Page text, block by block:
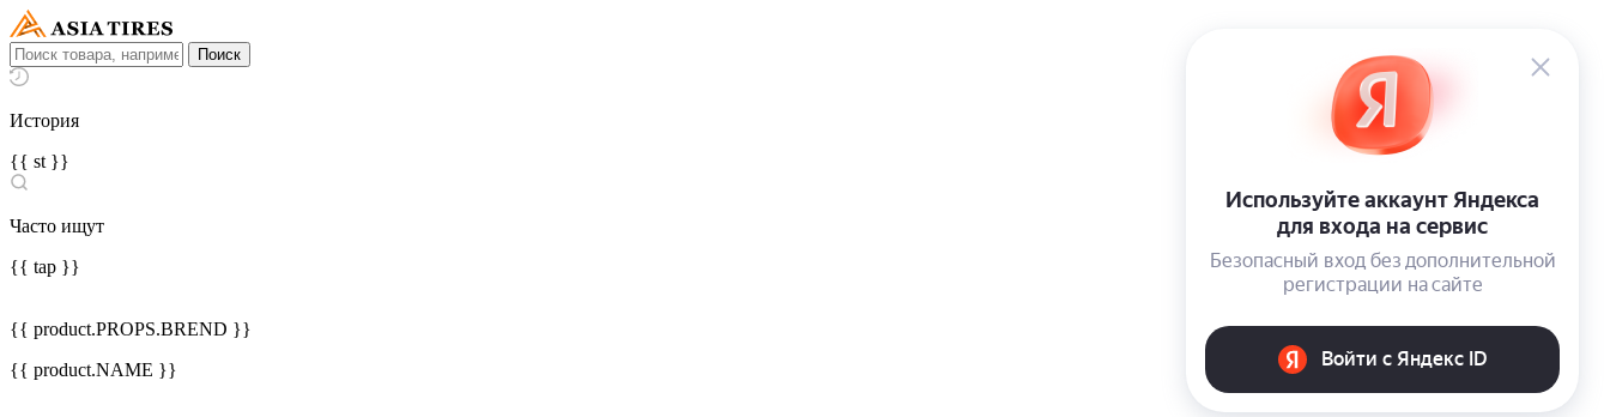
История
{{ st }}
Часто ищут
{{ tap }}
{{ product.PROPS.BREND }}
{{ product.NAME }}